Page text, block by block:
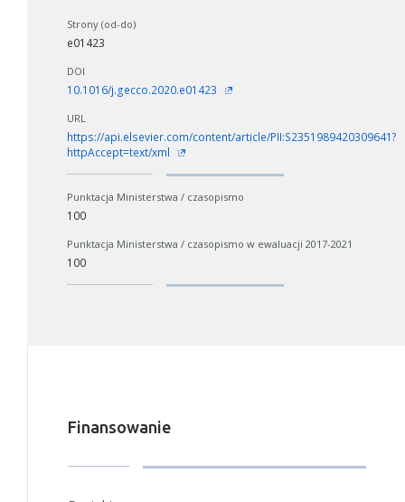
Jeśli generowanie trwa zbyt długo można ograniczyć dane np.
Strony (od-do)
e01423
DOI
10.1016/j.gecco.2020.e01423
URL
https://api.elsevier.com/content/article/PII:S2351989420309641?
httpAccept=text/xml
Punktacja Ministerstwa / czasopismo
100
Punktacja Ministerstwa / czasopismo w ewaluacji 2017-2021
100
Finansowanie